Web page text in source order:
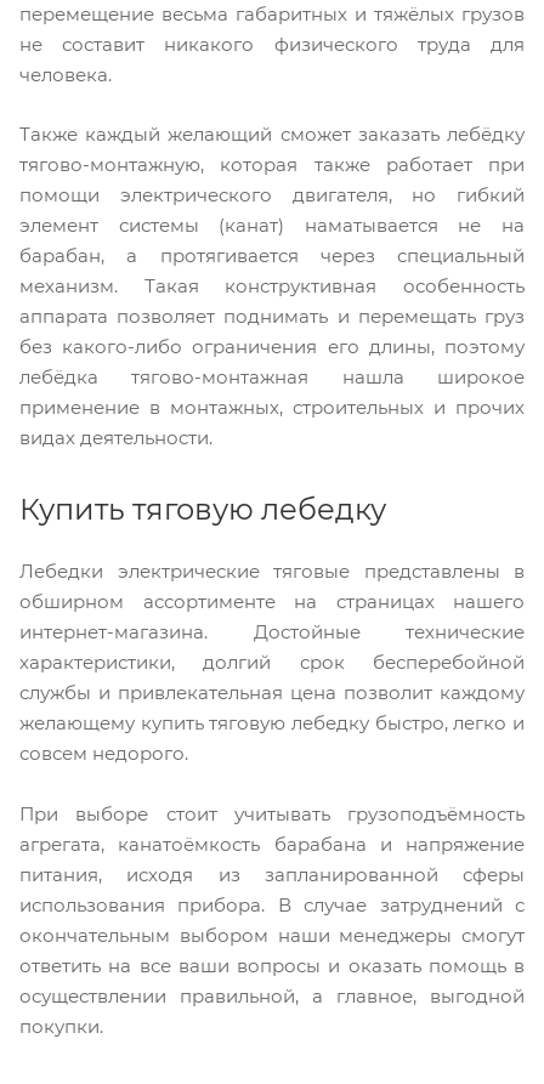
перемещение весьма габаритных и тяжёлых грузов
не составит никакого физического труда для
человека.
Также каждый желающий сможет заказать лебёдку
тягово-монтажную, которая также работает при
помощи электрического двигателя, но гибкий
элемент системы (канат) наматывается не на
барабан, а протягивается через специальный
механизм. Такая конструктивная особенность
аппарата позволяет поднимать и перемещать груз
без какого-либо ограничения его длины, поэтому
лебёдка тягово-монтажная нашла широкое
применение в монтажных, строительных и прочих
видах деятельности.
Купить тяговую лебедку
Лебедки электрические тяговые представлены в
обширном ассортименте на страницах нашего
интернет-магазина. Достойные технические
характеристики, долгий срок бесперебойной
службы и привлекательная цена позволит каждому
желающему купить тяговую лебедку быстро, легко и
совсем недорого.
При выборе стоит учитывать грузоподъёмность
агрегата, канатоёмкость барабана и напряжение
питания, исходя из запланированной сферы
использования прибора. В случае затруднений с
окончательным выбором наши менеджеры смогут
ответить на все ваши вопросы и оказать помощь в
осуществлении правильной, а главное, выгодной
покупки.